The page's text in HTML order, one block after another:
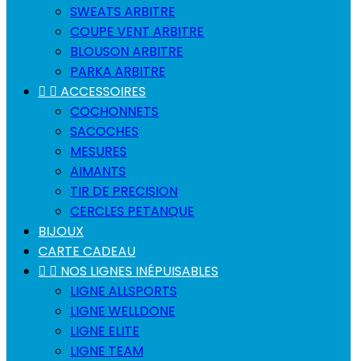
SWEATS ARBITRE
COUPE VENT ARBITRE
BLOUSON ARBITRE
PARKA ARBITRE
  ACCESSOIRES
COCHONNETS
SACOCHES
MESURES
AIMANTS
TIR DE PRECISION
CERCLES PETANQUE
BIJOUX
CARTE CADEAU
  NOS LIGNES INÉPUISABLES
LIGNE ALLSPORTS
LIGNE WELLDONE
LIGNE ELITE
LIGNE TEAM